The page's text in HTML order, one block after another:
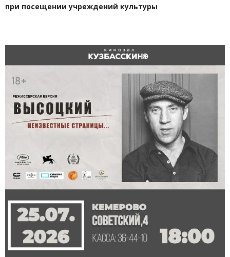
при посещении учреждений культуры